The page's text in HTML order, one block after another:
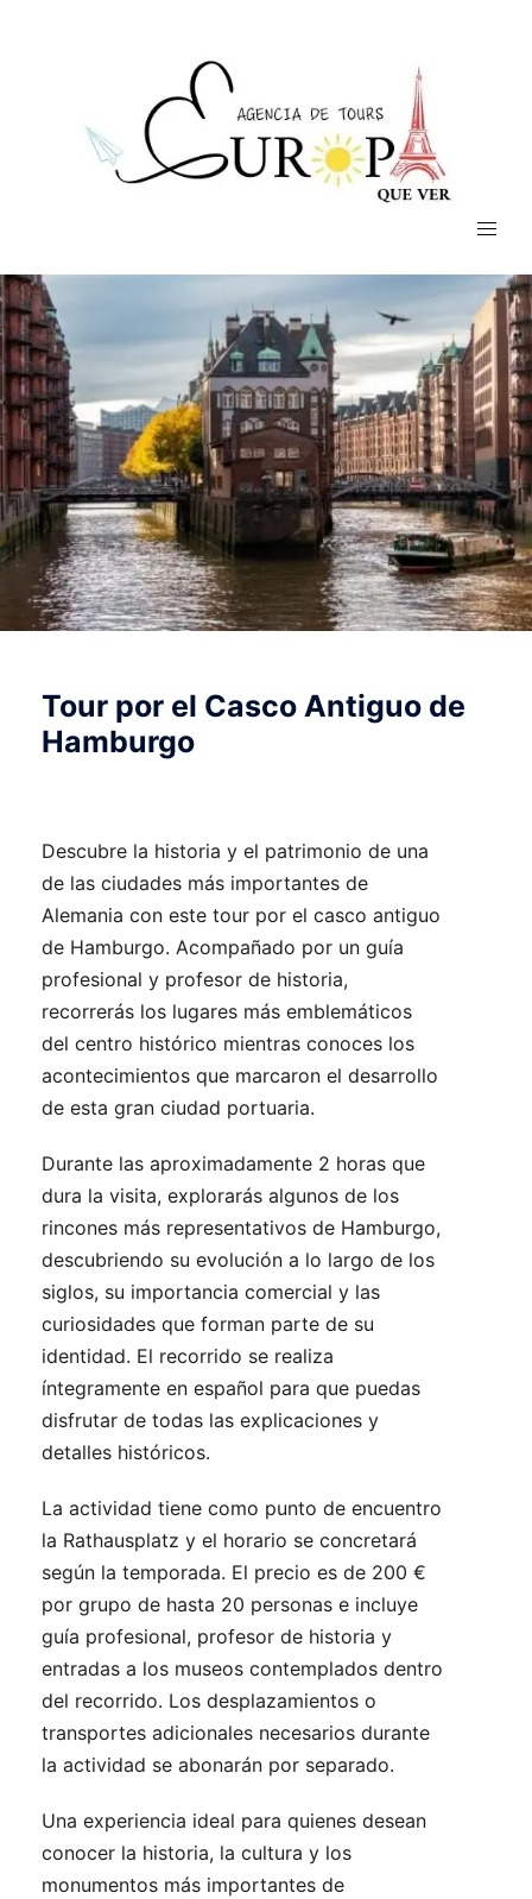
Tour por el Casco Antiguo de
Hamburgo
Descubre la historia y el patrimonio de una
de las ciudades más importantes de
Alemania con este tour por el casco antiguo
de Hamburgo. Acompañado por un guía
profesional y profesor de historia,
recorrerás los lugares más emblemáticos
del centro histórico mientras conoces los
acontecimientos que marcaron el desarrollo
de esta gran ciudad portuaria.
Durante las aproximadamente 2 horas que
dura la visita, explorarás algunos de los
rincones más representativos de Hamburgo,
descubriendo su evolución a lo largo de los
siglos, su importancia comercial y las
curiosidades que forman parte de su
identidad. El recorrido se realiza
íntegramente en español para que puedas
disfrutar de todas las explicaciones y
detalles históricos.
La actividad tiene como punto de encuentro
la Rathausplatz y el horario se concretará
según la temporada. El precio es de 200 €
por grupo de hasta 20 personas e incluye
guía profesional, profesor de historia y
entradas a los museos contemplados dentro
del recorrido. Los desplazamientos o
transportes adicionales necesarios durante
la actividad se abonarán por separado.
Una experiencia ideal para quienes desean
conocer la historia, la cultura y los
monumentos más importantes de